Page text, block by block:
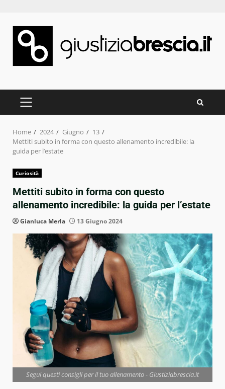
content
PRIMARY
Home 2024 Giugno
13
Mettiti subito in forma con questo allenamento incredibile: la
guida per l’estate
Curiosità
Mettiti subito in forma con questo
allenamento incredibile: la guida per l’estate
Gianluca Merla 13 Giugno 2024
Segui questi consigli per il tuo allenamento - Giustiziabrescia.it